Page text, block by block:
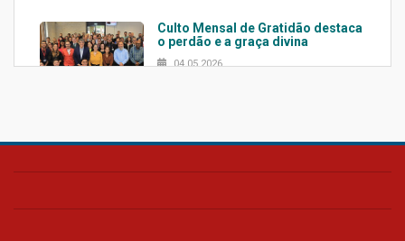
Culto Mensal de Gratidão destaca
o perdão e a graça divina
04.05.2026
Confira como foi o culto mensal